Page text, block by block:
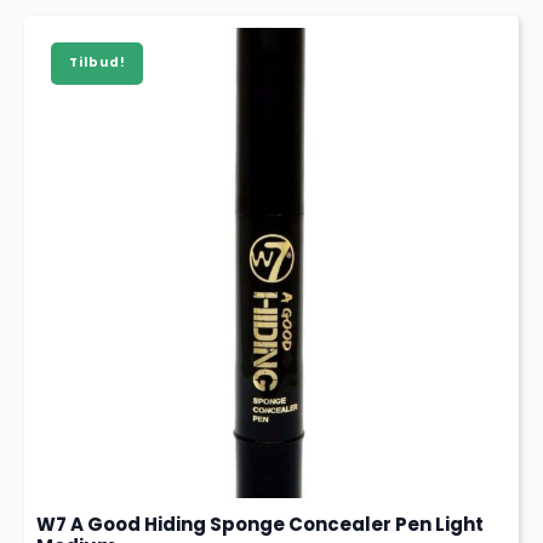
var:
79,00 kr..
er:
23,70 kr..
Tilbud!
W7 A Good Hiding Sponge Concealer Pen Light